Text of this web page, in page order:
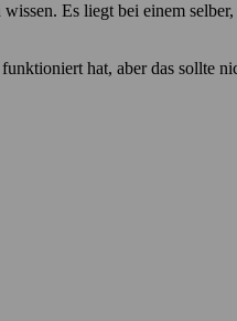
Es liegt bei einem
hat, aber das sollte